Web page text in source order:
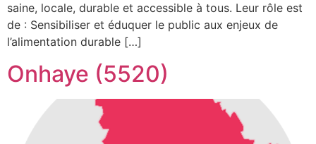
saine, locale, durable et accessible à tous. Leur rôle est
de : Sensibiliser et éduquer le public aux enjeux de
l’alimentation durable […]
Onhaye (5520)